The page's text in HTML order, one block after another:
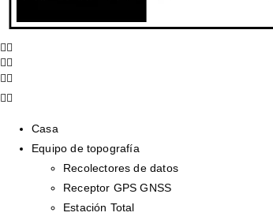
Casa
Equipo de topografía
Recolectores de datos
Receptor GPS GNSS
Estación Total